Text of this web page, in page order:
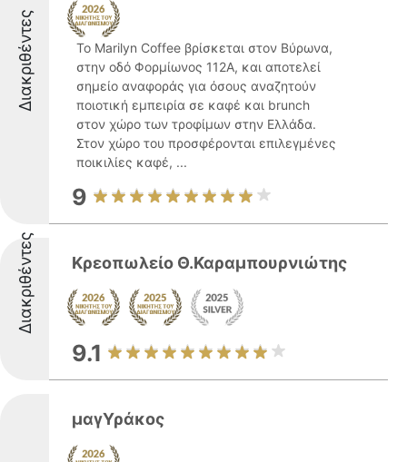
Διακριθέντες
Το Marilyn Coffee βρίσκεται στον Βύρωνα,
στην οδό Φορμίωνος 112Α, και αποτελεί
σημείο αναφοράς για όσους αναζητούν
ποιοτική εμπειρία σε καφέ και brunch
στον χώρο των τροφίμων στην Ελλάδα.
Στον χώρο του προσφέρονται επιλεγμένες
ποικιλίες καφέ, ...
9
Διακριθέντες Κρεοπωλείο Θ.Καραμπουρνιώτης
9.1
μαγΥράκος